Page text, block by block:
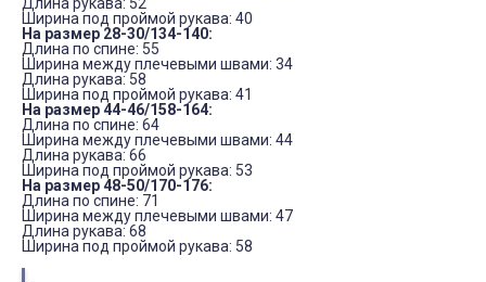
Ширина под проймой рукава: 40
На размер 28-30/134-140:
Длина по спине: 55
Ширина между плечевыми швами: 34
Длина рукава: 58
Ширина под проймой рукава: 41
На размер 44-46/158-164:
Длина по спине: 64
Ширина между плечевыми швами: 44
Длина рукава: 66
Ширина под проймой рукава: 53
На размер 48-50/170-176:
Длина по спине: 71
Ширина между плечевыми швами: 47
Длина рукава: 68
Ширина под проймой рукава: 58